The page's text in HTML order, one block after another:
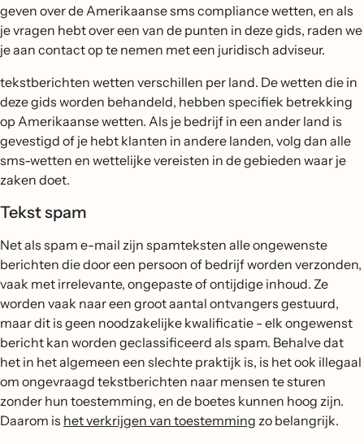
geven over de Amerikaanse sms compliance wetten, en als
je vragen hebt over een van de punten in deze gids, raden we
je aan contact op te nemen met een juridisch adviseur.
tekstberichten wetten verschillen per land. De wetten die in
deze gids worden behandeld, hebben specifiek betrekking
op Amerikaanse wetten. Als je bedrijf in een ander land is
gevestigd of je hebt klanten in andere landen, volg dan alle
sms-wetten en wettelijke vereisten in de gebieden waar je
zaken doet.
Tekst spam
Net als spam e-mail zijn spamteksten alle ongewenste
berichten die door een persoon of bedrijf worden verzonden,
vaak met irrelevante, ongepaste of ontijdige inhoud. Ze
worden vaak naar een groot aantal ontvangers gestuurd,
maar dit is geen noodzakelijke kwalificatie - elk ongewenst
bericht kan worden geclassificeerd als spam. Behalve dat
het in het algemeen een slechte praktijk is, is het ook illegaal
om ongevraagd tekstberichten naar mensen te sturen
zonder hun toestemming, en de boetes kunnen hoog zijn.
Daarom is het verkrijgen van toestemming zo belangrijk.